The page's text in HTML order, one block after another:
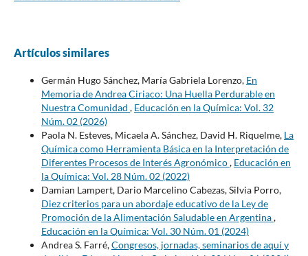
Artículos similares
Germán Hugo Sánchez, María Gabriela Lorenzo, En
Memoria de Andrea Ciriaco: Una Huella Perdurable en
Nuestra Comunidad , Educación en la Química: Vol. 32
Núm. 02 (2026)
Paola N. Esteves, Micaela A. Sánchez, David H. Riquelme, La
Química como Herramienta Básica en la Interpretación de
Diferentes Procesos de Interés Agronómico, Educación en
la Química: Vol. 28 Núm. 02 (2022)
Damian Lampert, Dario Marcelino Cabezas, Silvia Porro,
Diez criterios para un abordaje educativo de la Ley de
Promoción de la Alimentación Saludable en Argentina,
Educación en la Química: Vol. 30 Núm. 01 (2024)
Andrea S. Farré,Congresos, jornadas, seminarios de aquí y